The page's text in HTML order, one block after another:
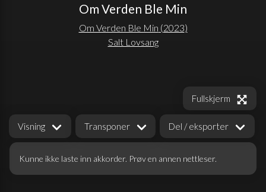
Om Verden Ble Min
Om Verden Ble Min (2023)
Salt Lovsang
Visning Transponer Del / eksporter
Fullskjerm
Kunne ikke laste inn akkorder. Prøv en annen nettleser.